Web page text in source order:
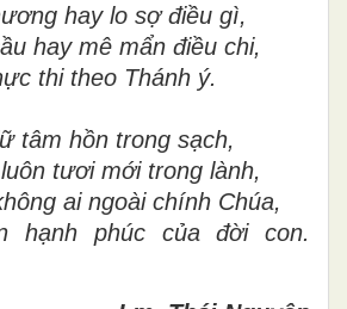
hay lo sợ điều gì,
hay mê mẩn điều chi,
thi theo Thánh ý.
tâm hồn trong sạch,
tươi mới trong lành,
ai ngoài chính Chúa,
hạnh phúc của đời con.